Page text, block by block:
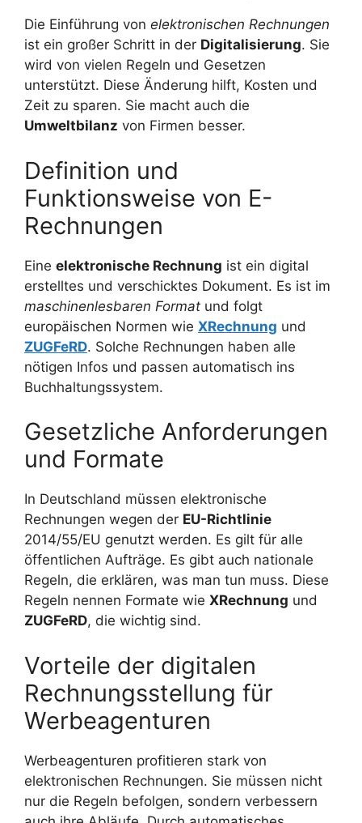
Die Einführung von elektronischen Rechnungen
ist ein großer Schritt in der Digitalisierung. Sie
wird von vielen Regeln und Gesetzen
unterstützt. Diese Änderung hilft, Kosten und
Zeit zu sparen. Sie macht auch die
Umweltbilanz von Firmen besser.
Definition und
Funktionsweise von E-
Rechnungen
Eine elektronische Rechnung ist ein digital
erstelltes und verschicktes Dokument. Es ist im
maschinenlesbaren Format und folgt
europäischen Normen wie XRechnung und
ZUGFeRD. Solche Rechnungen haben alle
nötigen Infos und passen automatisch ins
Buchhaltungssystem.
Gesetzliche Anforderungen
und Formate
In Deutschland müssen elektronische
Rechnungen wegen der EU-Richtlinie
2014/55/EU genutzt werden. Es gilt für alle
öffentlichen Aufträge. Es gibt auch nationale
Regeln, die erklären, was man tun muss. Diese
Regeln nennen Formate wie XRechnung und
ZUGFeRD, die wichtig sind.
Vorteile der digitalen
Rechnungsstellung für
Werbeagenturen
Werbeagenturen profitieren stark von
elektronischen Rechnungen. Sie müssen nicht
nur die Regeln befolgen, sondern verbessern